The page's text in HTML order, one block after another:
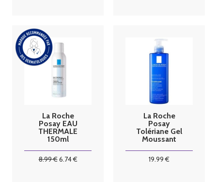
La Roche
Posay EAU
THERMALE
150ml
8.99€6.74€
La Roche
Posay
Tolériane Gel
Moussant
19.99 €